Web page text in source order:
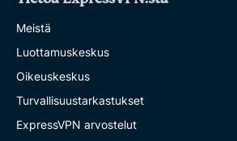
Meistä
Luottamuskeskus
Oikeuskeskus
Turvallisuustarkastukset
ExpressVPN arvostelut